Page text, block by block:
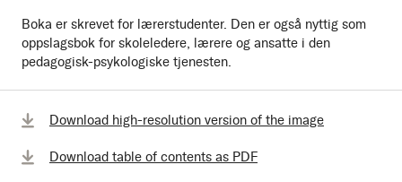
Boka er skrevet for lærerstudenter. Den er også nyttig som
oppslagsbok for skoleledere, lærere og ansatte i den
pedagogisk-psykologiske tjenesten.
Download high-resolution version of the image
Download table of contents as PDF